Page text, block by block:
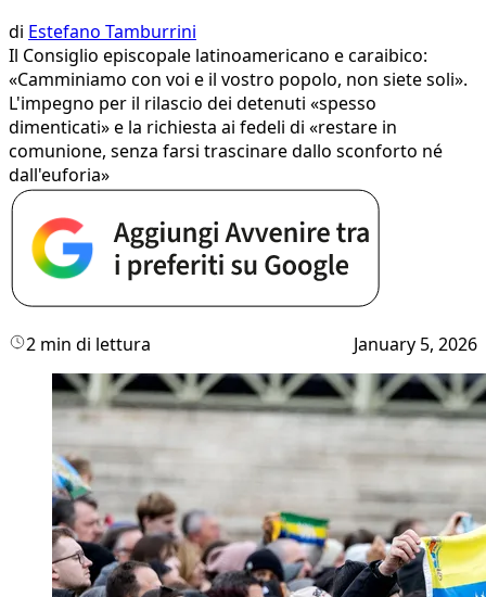
di Estefano Tamburrini
Il Consiglio episcopale latinoamericano e caraibico:
«Camminiamo con voi e il vostro popolo, non siete soli».
L'impegno per il rilascio dei detenuti «spesso
dimenticati» e la richiesta ai fedeli di «restare in
comunione, senza farsi trascinare dallo sconforto né
dall'euforia»
2 min di lettura January 5, 2026